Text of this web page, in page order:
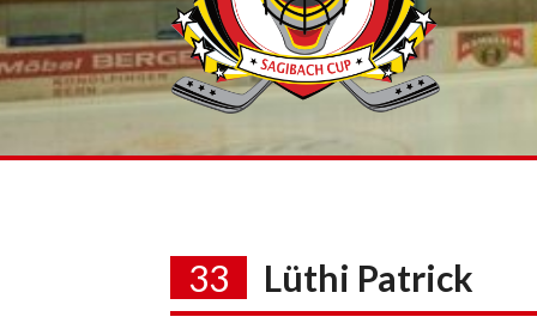
33 Lüthi Patrick